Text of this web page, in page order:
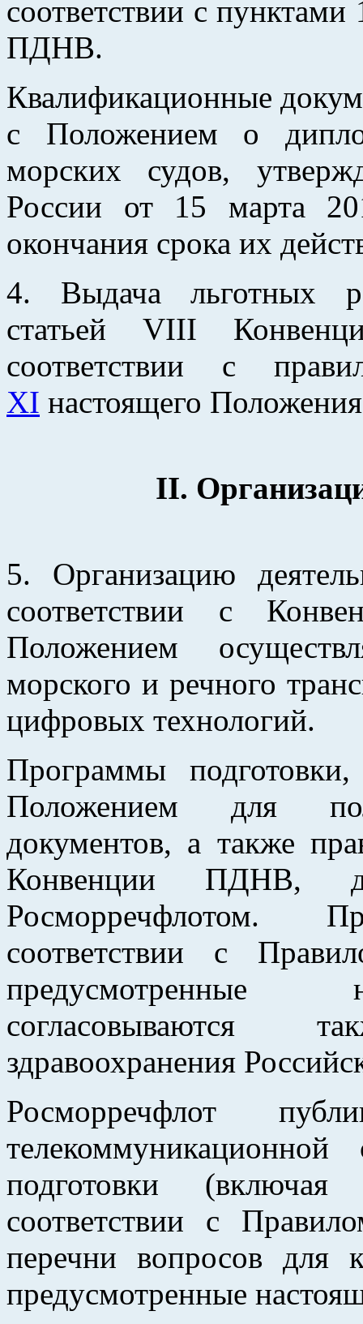
соответствии с
ПДНВ.
Квалификационные
с Положением о
морских судов,
России от 15 марта
окончания срока их
4. Выдача льготных
статьей VIII
соответствии с
XI настоящего
II.
5. Организацию
соответствии с
Положением
морского и речного
цифровых технологий.
Программы
Положением для
документов, а также
Конвенции ПДНВ,
Росморречфлотом.
соответствии с
предусмотренные
согласовываются
здравоохранения
Росморречфлот
подготовки
соответствии с
перечни вопросов для
предусмотренные